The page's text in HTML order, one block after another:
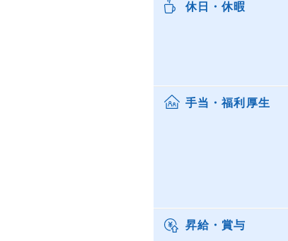
休日・休暇
手当・福利厚生
昇給・賞与